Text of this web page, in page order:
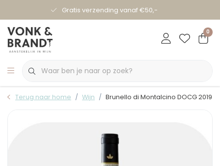
Gratis verzending vanaf €50,-
0
Terug naar home Wijn Brunello di Montalcino DOCG 2019